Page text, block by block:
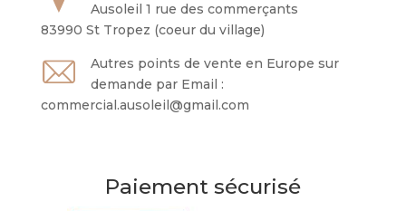
Ausoleil 1 rue des commerçants
83990 St Tropez (coeur du village)
Autres points de vente en Europe sur
demande par Email :
commercial.ausoleil@gmail.com
Paiement sécurisé